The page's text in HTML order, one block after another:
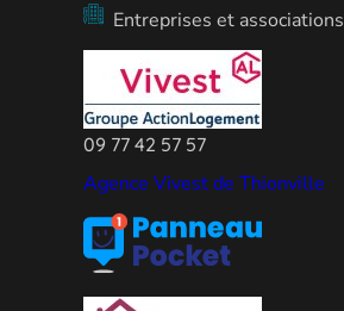
Entreprises et associations
09 77 42 57 57
Agence Vivest de Thionville